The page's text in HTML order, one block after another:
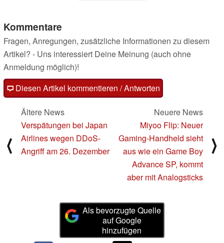
Kommentare
Fragen, Anregungen, zusätzliche Informationen zu diesem
Artikel? - Uns interessiert Deine Meinung (auch ohne
Anmeldung möglich)!
Diesen Artikel kommentieren / Antworten
⟨
Ältere News
Verspätungen bei Japan
Airlines wegen DDoS-
Angriff am 26. Dezember
Neuere News
Miyoo Flip: Neuer
Gaming-Handheld sieht
aus wie ein Game Boy
Advance SP, kommt
aber mit Analogsticks
⟩
Als bevorzugte Quelle
auf Google
hinzufügen